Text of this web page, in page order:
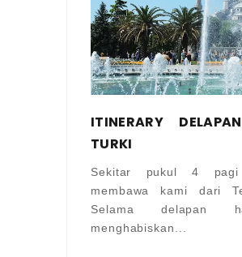
ITINERARY
TURKI
Sekitar pukul 4 pagi
membawa kami dari
Selama delapan
menghabiskan...